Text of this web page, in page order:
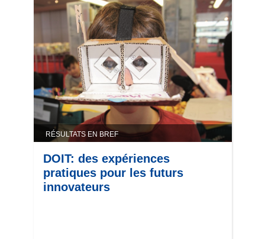
RÉSULTATS EN BREF
DOIT: des expériences
pratiques pour les futurs
innovateurs